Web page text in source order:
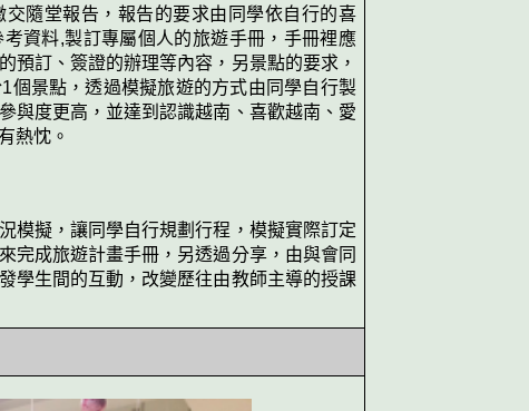
隨堂報告，報告的要求由同學依自行的喜
資料,製訂專屬個人的旅遊手冊，手冊裡應
預訂、簽證的辦理等內容，另景點的要求，
個景點，透過模擬旅遊的方式由同學自行製
與度更高，並達到認識越南、喜歡越南、愛
熱忱。
模擬，讓同學自行規劃行程，模擬實際訂定
完成旅遊計畫手冊，另透過分享，由與會同
學生間的互動，改變歷往由教師主導的授課